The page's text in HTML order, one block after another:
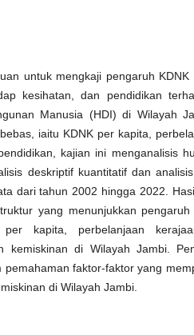
untuk mengkaji pengaruh
kesihatan, dan pendidikan
Manusia (HDI) di Wilayah
iaitu KDNK per kapita,
kajian ini menganalisis
deskriptif kuantitatif dan
dari tahun 2002 hingga 2022.
yang menunjukkan
kapita, perbelanjaan
kemiskinan di Wilayah Jambi.
pemahaman faktor-faktor yang
di Wilayah Jambi.